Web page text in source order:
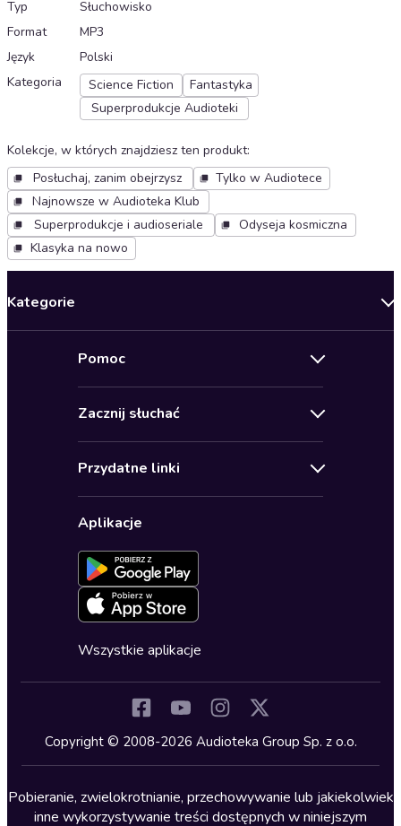
Typ
Słuchowisko
Format
MP3
Język
Polski
Kategoria
Science Fiction
Fantastyka
Superprodukcje Audioteki
Kolekcje, w których znajdziesz ten produkt:
Posłuchaj, zanim obejrzysz
Tylko w Audiotece
Najnowsze w Audioteka Klub
Superprodukcje i audioseriale
Odyseja kosmiczna
Klasyka na nowo
Kategorie
Biznes, marketing, ekonomia
Dla młodzieży
Kryminały
Lektury szkolne
Literatura anglojęzyczna
Pomoc
Pomoc
Regulamin
Ustawienia prywatności
Formularz zgłaszania nielegalnych treści
Deklaracja dostępności
Zacznij słuchać
Karnety
Karty upominkowe
Oferta dla firm i bibliotek
Przydatne linki
Dołącz do newslettera
Blog
Zapowiedzi
Cykle audiobooków
Aplikacje
Wszystkie aplikacje
Copyright © 2008-2026 Audioteka Group Sp. z o.o.
Pobieranie, zwielokrotnianie, przechowywanie lub jakiekolwiek
inne wykorzystywanie treści dostępnych w niniejszym